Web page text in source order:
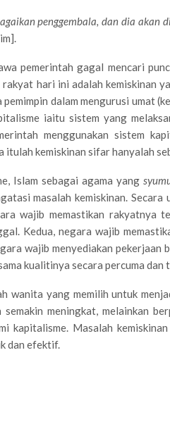
penggembala, dan dia
pemerintah gagal mencari
hari ini adalah kemiskinan
dalam mengurusi umat
iaitu sistem yang
menggunakan sistem
itulah kemiskinan sifar hanyalah
Islam sebagai agama yang
masalah kemiskinan.
wajib memastikan rakyatnya
Kedua, negara wajib
wajib menyediakan pekerjaan
kualitinya secara percuma
wanita yang memilih untuk
meningkat, melainkan
kapitalisme. Masalah
dan efektif.